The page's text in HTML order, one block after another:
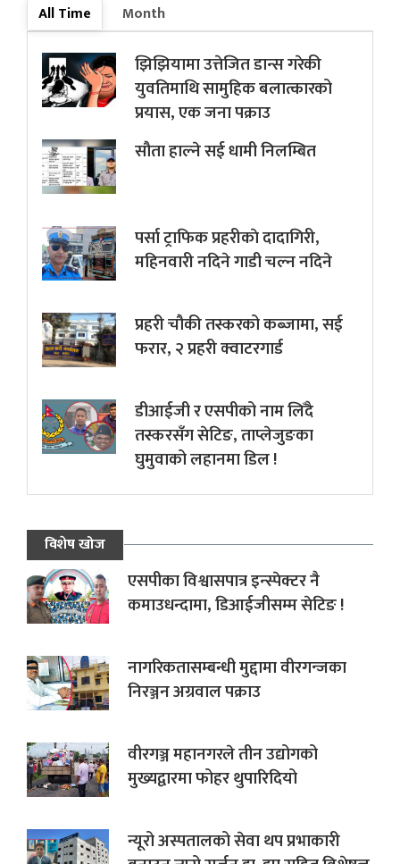
All Time
Month
झिझियामा उत्तेजित डान्स गरेकी
युवतिमाथि सामुहिक बलात्कारको
प्रयास, एक जना पक्राउ
सौता हाल्ने सई धामी निलम्बित
पर्सा ट्राफिक प्रहरीकाे दादागिरी,
महिनवारी नदिने गाडी चल्न नदिने
प्रहरी चौकी तस्करको कब्जामा, सई
फरार, २ प्रहरी क्वाटरगार्ड
डीआईजी र एसपीको नाम लिँदै
तस्करसँग सेटिङ, ताप्लेजुङका
घुमुवाको लहानमा डिल !
विशेष खोज
एसपीका विश्वासपात्र इन्स्पेक्टर नै
कमाउधन्दामा, डिआईजीसम्म सेटिङ !
नागरिकतासम्बन्धी मुद्दामा वीरगन्जका
निरञ्जन अग्रवाल पक्राउ
वीरगञ्ज महानगरले तीन उद्योगको
मुख्यद्वारमा फोहर थुपारिदियो
न्यूरो अस्पतालको सेवा थप प्रभाकारी